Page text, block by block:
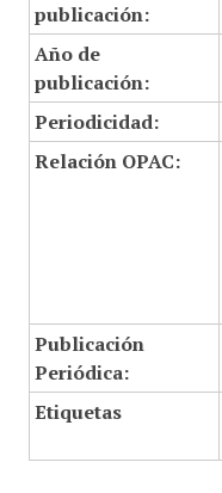
publicación:
Año de
publicación:
Periodicidad:
Relación OPAC:
Publicación
Periódica:
Etiquetas